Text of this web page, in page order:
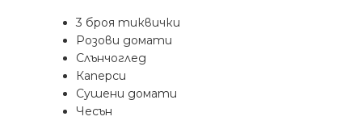
3 броя тиквички
Розови домати
Слънчоглед
Каперси
Сушени домати
Чесън